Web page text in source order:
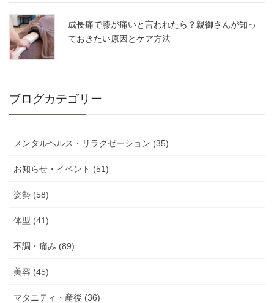
成長痛で膝が痛いと言われたら？親御さんが知っ
ておきたい原因とケア方法
ブログカテゴリー
メンタルヘルス・リラクゼーション (35)
お知らせ・イベント (51)
姿勢 (58)
体型 (41)
不調・痛み (89)
美容 (45)
マタニティ・産後 (36)